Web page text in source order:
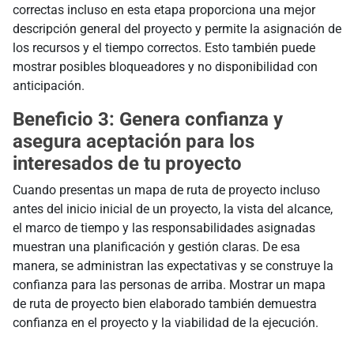
correctas incluso en esta etapa proporciona una mejor
descripción general del proyecto y permite la asignación de
los recursos y el tiempo correctos. Esto también puede
mostrar posibles bloqueadores y no disponibilidad con
anticipación.
Beneficio 3: Genera confianza y
asegura aceptación para los
interesados de tu proyecto
Cuando presentas un mapa de ruta de proyecto incluso
antes del inicio inicial de un proyecto, la vista del alcance,
el marco de tiempo y las responsabilidades asignadas
muestran una planificación y gestión claras. De esa
manera, se administran las expectativas y se construye la
confianza para las personas de arriba. Mostrar un mapa
de ruta de proyecto bien elaborado también demuestra
confianza en el proyecto y la viabilidad de la ejecución.